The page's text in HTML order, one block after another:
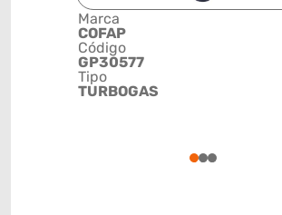
Marca
COFAP
Código
GP30577
Tipo
TURBOGAS
123